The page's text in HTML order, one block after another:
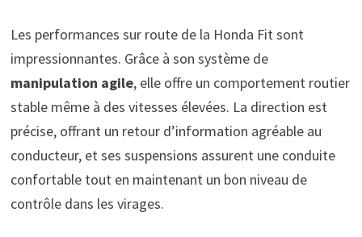
Les performances sur route de la Honda Fit sont
impressionnantes. Grâce à son système de
manipulation agile, elle offre un comportement routier
stable même à des vitesses élevées. La direction est
précise, offrant un retour d’information agréable au
conducteur, et ses suspensions assurent une conduite
confortable tout en maintenant un bon niveau de
contrôle dans les virages.